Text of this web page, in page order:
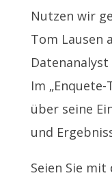
Nutzen wir
Tom Lausen
Im
über seine
und
Seien Sie mit